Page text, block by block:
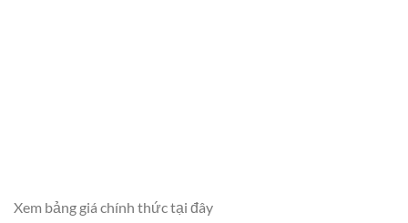
Xem bảng giá chính thức tại đây